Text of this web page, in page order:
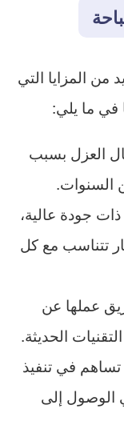
من المزايا التي
في ما يلي:
العزل بسبب
السنوات.
جودة عالية،
تتناسب مع كل
عملها عن
الحديثة.
تساهم في تنفيذ
الوصول إلى